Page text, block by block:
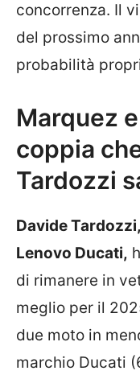
concorrenza. Il
del prossimo
probabilità
Marquez
coppia
Tardozzi
Davide Tardozzi,
Lenovo Ducati,
di rimanere in
meglio per il
due moto in
marchio Ducati